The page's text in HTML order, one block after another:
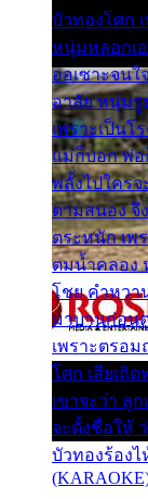
บัวทองโศก
หนุ่มหลอกเ
ออเซาะจนใ
อาลัย หนุ่มรู
เพราะเป็นโ
แม่ก็บอก พ่อ
พลั้งไปใครจ
ตามสนอง จึ
ตระหนัก เพ
ตมน้ำคลอง
โชย คำหวา
มาบานก่อน
เพราะตรอ
โศก เสียเถิ
เขาจะว่า ลู
จะตั้งชื่อให้
บัวทองร้องไ